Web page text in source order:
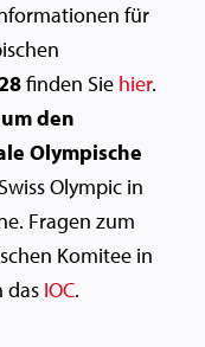
für
finden Sie hier.
den
Olympische
Olympic in
Fragen zum
Komitee in
das IOC.